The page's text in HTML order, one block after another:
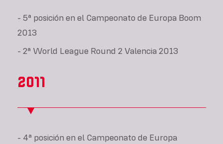
- 5ª posición en el Campeonato de Europa Boom
2013
- 2ª World League Round 2 Valencia 2013
2011
- 4ª posición en el Campeonato de Europa